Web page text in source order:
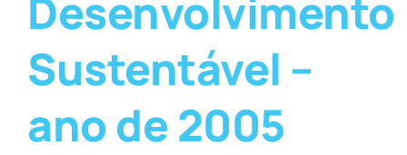
Desenvolvimento
Sustentável –
ano de 2005